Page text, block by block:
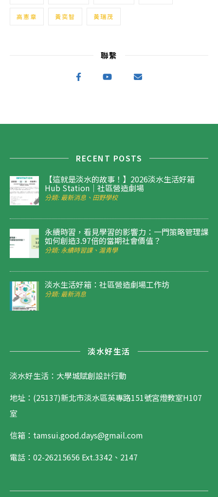
高憲章 黃奕智 黃瑞茂
聯繫
RECENT POSTS
【這就是淡水的故事！】2026淡水生活好箱
Hub Station｜社區營造劇場
分類: 最新消息、田野學校
永續時習，看見學習的影響力：一門策略管理課
如何創造3.97倍的當期社會價值？
分類: 永續時習課、滬青學
淡水生活好箱：社區營造劇場工作坊
分類: 最新消息
淡水好生活
淡水好生活：大學城賦創設計行動
地址：(25137)新北市淡水區英專路151號宮燈教室H107
室
信箱：tamsui.good.days@gmail.com
電話：02-26215656 Ext.3342、2147